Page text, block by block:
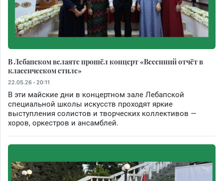
В Лебапском велаяте прошёл концерт «Весенний отчёт в
классическом стиле»
22.05.26 - 20:11
В эти майские дни в концертном зале Лебапской
специальной школы искусств проходят яркие
выступления солистов и творческих коллективов —
хоров, оркестров и ансамблей.